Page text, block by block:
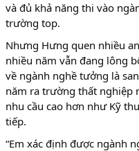
và đủ khả năng thi vào
trường top.
Nhưng Hưng quen nhiều
nhiều năm vẫn đang lông
về ngành nghề tưởng là
năm ra trường thất nghiệp
nhu cầu cao hơn như Kỹ
tiếp.
“Em xác định được ngành